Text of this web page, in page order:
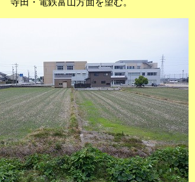
寺田・電鉄富山方面を望む。